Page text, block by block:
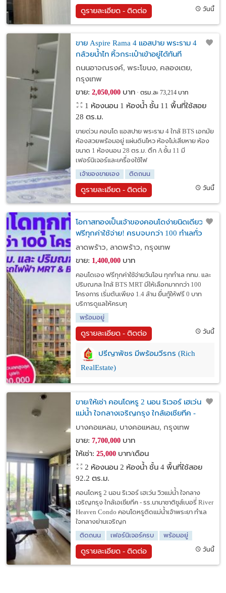
ดูรายละเอียด - ติดต่อ วันนี้
ขาย Aspire Rama 4 แอสปาย พระราม 4
กล้วยน้ำไท หิ้วกระเป๋าเข้าอยู่ได้ทันที
ถนนอาจณรงค์, พระโขนง, คลองเตย,
กรุงเทพ
ขาย: 2,050,000บาท ตรม.ละ 73,214 บาท
1 ห้องนอน 1 ห้องน้ำ ชั้น 11 พื้นที่ใช้สอย
28 ตร.ม.
ขายด่วน คอนโด แอสปาย พระราม 4 ใกล้ BTS เอกมัย
ห้องสวยพร้อมอยู่ แผ่นดินไหว ห้องไม่เสียหาย ห้อง
ขนาด 1 ห้องนอน 28 ตร.ม. ตึก A ชั้น 11 มี
เฟอร์นิเจอร์และเครื่องใช้ไฟ
เจ้าของขายเอง
ติดถนน
ดูรายละเอียด - ติดต่อ วันนี้
โอกาสทองเป็นเจ้าของคอนโดง่ายนิดเดียว!
ฟรีทุกค่าใช้จ่าย! ครบจบกว่า 100 ทำเลทั่ว
กทม. (BTS/MRT) ผ่อนเริ่มต้น 3,500 บาท /
ลาดพร้าว, ลาดพร้าว, กรุงเทพ
ขาย: 1,400,000บาท
คอนโดเอง ฟรีทุกค่าใช้จ่ายวันโอน ทุกทำเล กทม. และ
ปริมณฑล ใกล้ BTS MRT มีให้เลือกมากกว่า 100
โครงการ เริ่มต้นเพียง 1.4 ล้าน ยื่นกู้ให้ฟรี 0 บาท
บริการดูแลให้ครบทุ
พร้อมอยู่
ดูรายละเอียด - ติดต่อ วันนี้
ปรีญาพัชร มีพร้อมวีรกร (Rich
RealEstate)
ขาย/ให้เช่า คอนโดหรู 2 นอน ริเวอร์ เฮเว่น วิว
แม่น้ำ ใจกลางเจริญกรุง ใกล้เอเชียทีค -
รร.นานาชาติชูส์เบอรี่
บางคอแหลม, บางคอแหลม, กรุงเทพ
ขาย: 7,700,000บาท
ให้เช่า: 25,000บาท/เดือน
2 ห้องนอน 2 ห้องน้ำ ชั้น 4 พื้นที่ใช้สอย
92.2 ตร.ม.
คอนโดหรู 2 นอน ริเวอร์ เฮเว่น วิวแม่น้ำ ใจกลาง
เจริญกรุง ใกล้เอเชียทีค - รร.นานาชาติชูส์เบอรี่ River
Heaven Condo คอนโดหรูติดแม่น้ำเจ้าพระยา ทำเล
ใจกลางย่านเจริญก
ติดถนน
เฟอร์นิเจอร์ครบ พร้อมอยู่
ดูรายละเอียด - ติดต่อ วันนี้